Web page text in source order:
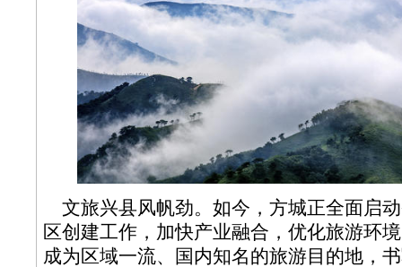
文旅兴县风帆劲。如今，方城正全面启
区创建工作，加快产业融合，优化旅游环
成为区域一流、国内知名的旅游目的地，